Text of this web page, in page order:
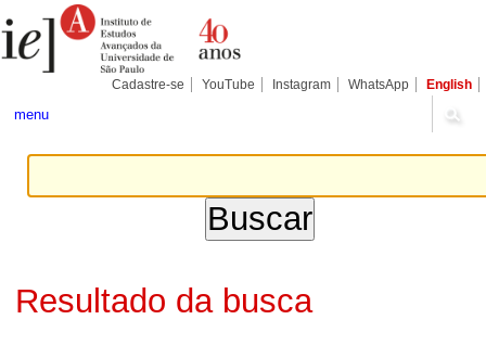
para
conteúdo.
Pessoais
Cadastre-se YouTube Instagram WhatsApp English
menu
Resultado da busca